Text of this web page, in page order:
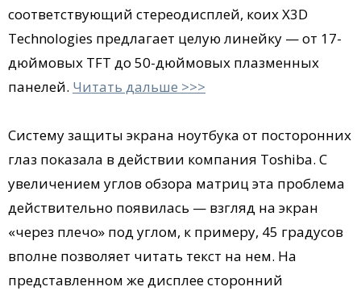
соответствующий стереодисплей, коих X3D
Technologies предлагает целую линейку — от 17-
дюймовых TFT до 50-дюймовых плазменных
панелей. Читать дальше >>>
Систему защиты экрана ноутбука от посторонних
глаз показала в действии компания Toshiba. С
увеличением углов обзора матриц эта проблема
действительно появилась — взгляд на экран
«через плечо» под углом, к примеру, 45 градусов
вполне позволяет читать текст на нем. На
представленном же дисплее сторонний